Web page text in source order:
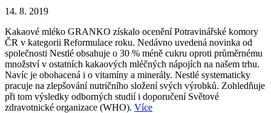
14. 8. 2019
Kakaové mléko GRANKO získalo ocenění Potravinářské komory
ČR v kategorii Reformulace roku. Nedávno uvedená novinka od
společnosti Nestlé obsahuje o 30 % méně cukru oproti průměrnému
množství v ostatních kakaových mléčných nápojích na našem trhu.
Navíc je obohacená i o vitamíny a minerály. Nestlé systematicky
pracuje na zlepšování nutričního složení svých výrobků. Zohledňuje
při tom výsledky odborných studií i doporučení Světové
zdravotnické organizace (WHO). Více